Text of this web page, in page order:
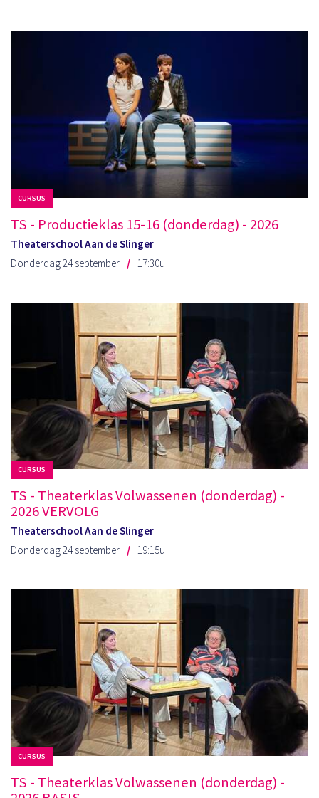
CURSUS
TS - Productieklas 15-16 (donderdag) - 2026
Theaterschool Aan de Slinger
Donderdag 24 september
17:30u
CURSUS
TS - Theaterklas Volwassenen (donderdag) -
2026 VERVOLG
Theaterschool Aan de Slinger
Donderdag 24 september
19:15u
CURSUS
TS - Theaterklas Volwassenen (donderdag) -